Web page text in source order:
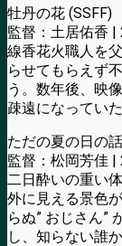
牡丹の花 (SSFF)
監督：土居佑香 |
線香花火職人を
らせてもらえず
う。数年後、映
疎遠になってい
ただの夏の日の
監督：松岡芳佳 |
二日酔いの重い
外に見える景色
らぬ” おじさん”
し、知らない誰